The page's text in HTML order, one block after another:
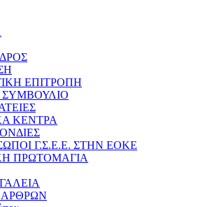
ΕΠΙΤΡΟΠΗ
ΣΥΜΒΟΥΛΙΟ
ΚΕΝΤΡΑ
Γ.Σ.Ε.Ε. ΣΤΗΝ ΕΟΚΕ
ΠΡΩΤΟΜΑΓΙΑ
ΑΡΘΡΩΝ